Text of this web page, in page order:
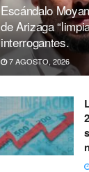
Escándalo
de Arizaga
interrogantes.
7 AGOSTO, 2026